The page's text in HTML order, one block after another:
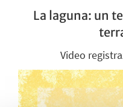
La laguna: un
Video